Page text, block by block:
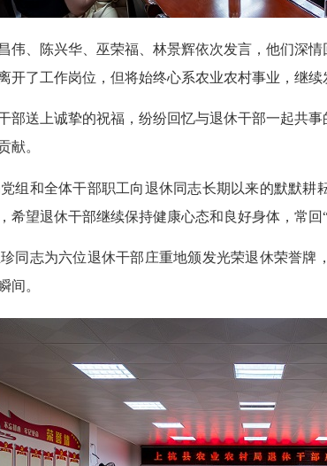
、陈兴华、巫荣福、林景辉依次发言，他们深情
开了工作岗位，但将始终心系农业农村事业，继续
送上诚挚的祝福，纷纷回忆与退休干部一起共事
献。
和全体干部职工向退休同志长期以来的默默耕
望退休干部继续保持健康心态和良好身体，常
志为六位退休干部庄重地颁发光荣退休荣誉牌
间。